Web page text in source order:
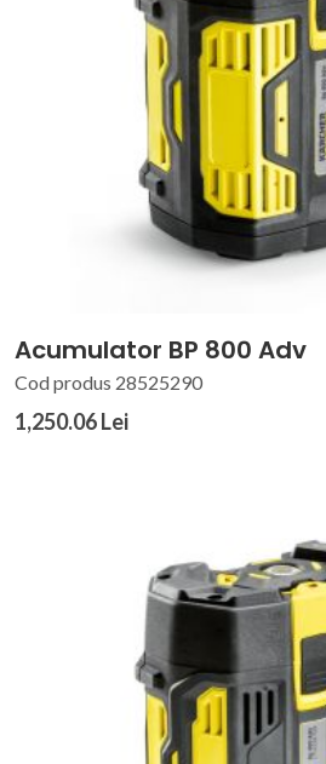
Acumulator BP 800 Adv
Cod produs 28525290
1,250.06 Lei